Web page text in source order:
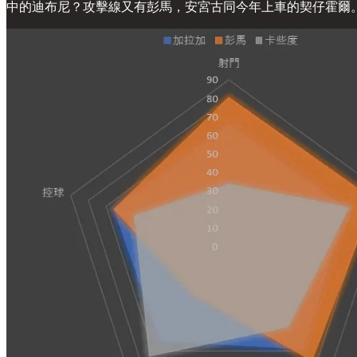
中的迪布尼？攻擊線又有彭馬，安宮古同今年上車的契仔霍爾